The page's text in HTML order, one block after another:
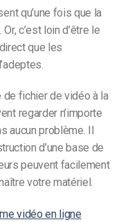
qu’une fois que la
c’est loin d’être le
que les
de fichier de vidéo à la
regarder n’importe
aucun problème. Il
d’une base de
peuvent facilement
votre matériel.
vidéo en ligne